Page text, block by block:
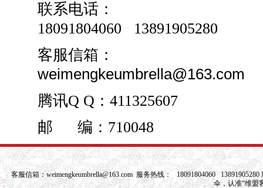
联系电话：
客服信箱：
weimengkeumbrella@163.com
腾讯Q Q ：411325607
邮 编：710048
客服信箱： weimengkeumbrella@163.com 服务热线： 18091804060
伞，认准“维